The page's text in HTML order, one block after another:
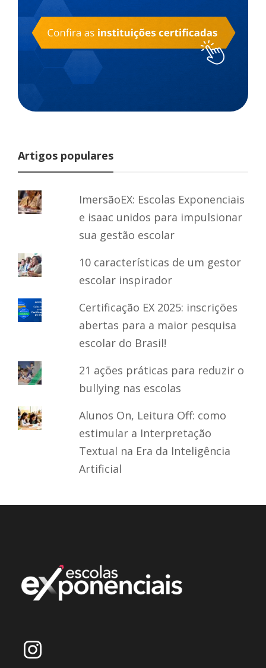
Artigos populares
ImersãoEX: Escolas Exponenciais
e isaac unidos para impulsionar
sua gestão escolar
10 características de um gestor
escolar inspirador
Certificação EX 2025: inscrições
abertas para a maior pesquisa
escolar do Brasil!
21 ações práticas para reduzir o
bullying nas escolas
Alunos On, Leitura Off: como
estimular a Interpretação
Textual na Era da Inteligência
Artificial